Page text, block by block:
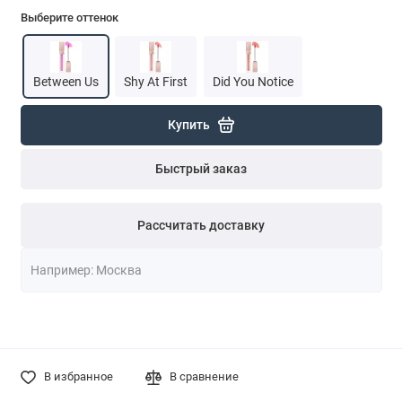
Выберите оттенок
Between Us Shy At First Did You Notice
Купить
Быстрый заказ
Рассчитать доставку
В избранное В сравнение